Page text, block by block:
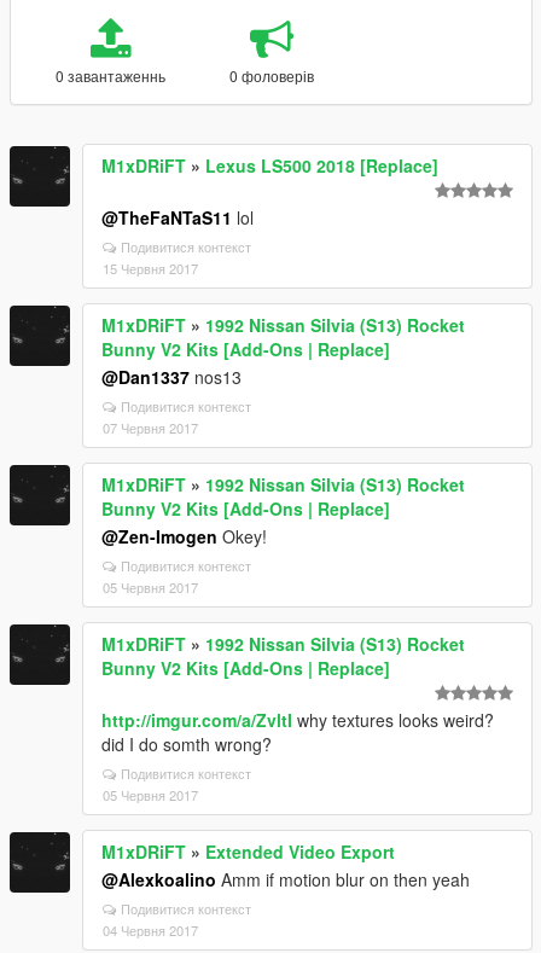
0 завантаженнь 0 фоловерів
M1xDRiFT » Lexus LS500 2018 [Replace]
@TheFaNTaS11 lol
Подивитися контекст
15 Червня 2017
M1xDRiFT » 1992 Nissan Silvia (S13) Rocket
Bunny V2 Kits [Add-Ons | Replace]
@Dan1337 nos13
Подивитися контекст
07 Червня 2017
M1xDRiFT » 1992 Nissan Silvia (S13) Rocket
Bunny V2 Kits [Add-Ons | Replace]
@Zen-Imogen Okey!
Подивитися контекст
05 Червня 2017
M1xDRiFT » 1992 Nissan Silvia (S13) Rocket
Bunny V2 Kits [Add-Ons | Replace]
http://imgur.com/a/ZvltI why textures looks weird?
did I do somth wrong?
Подивитися контекст
05 Червня 2017
M1xDRiFT » Extended Video Export
@Alexkoalino Amm if motion blur on then yeah
Подивитися контекст
04 Червня 2017